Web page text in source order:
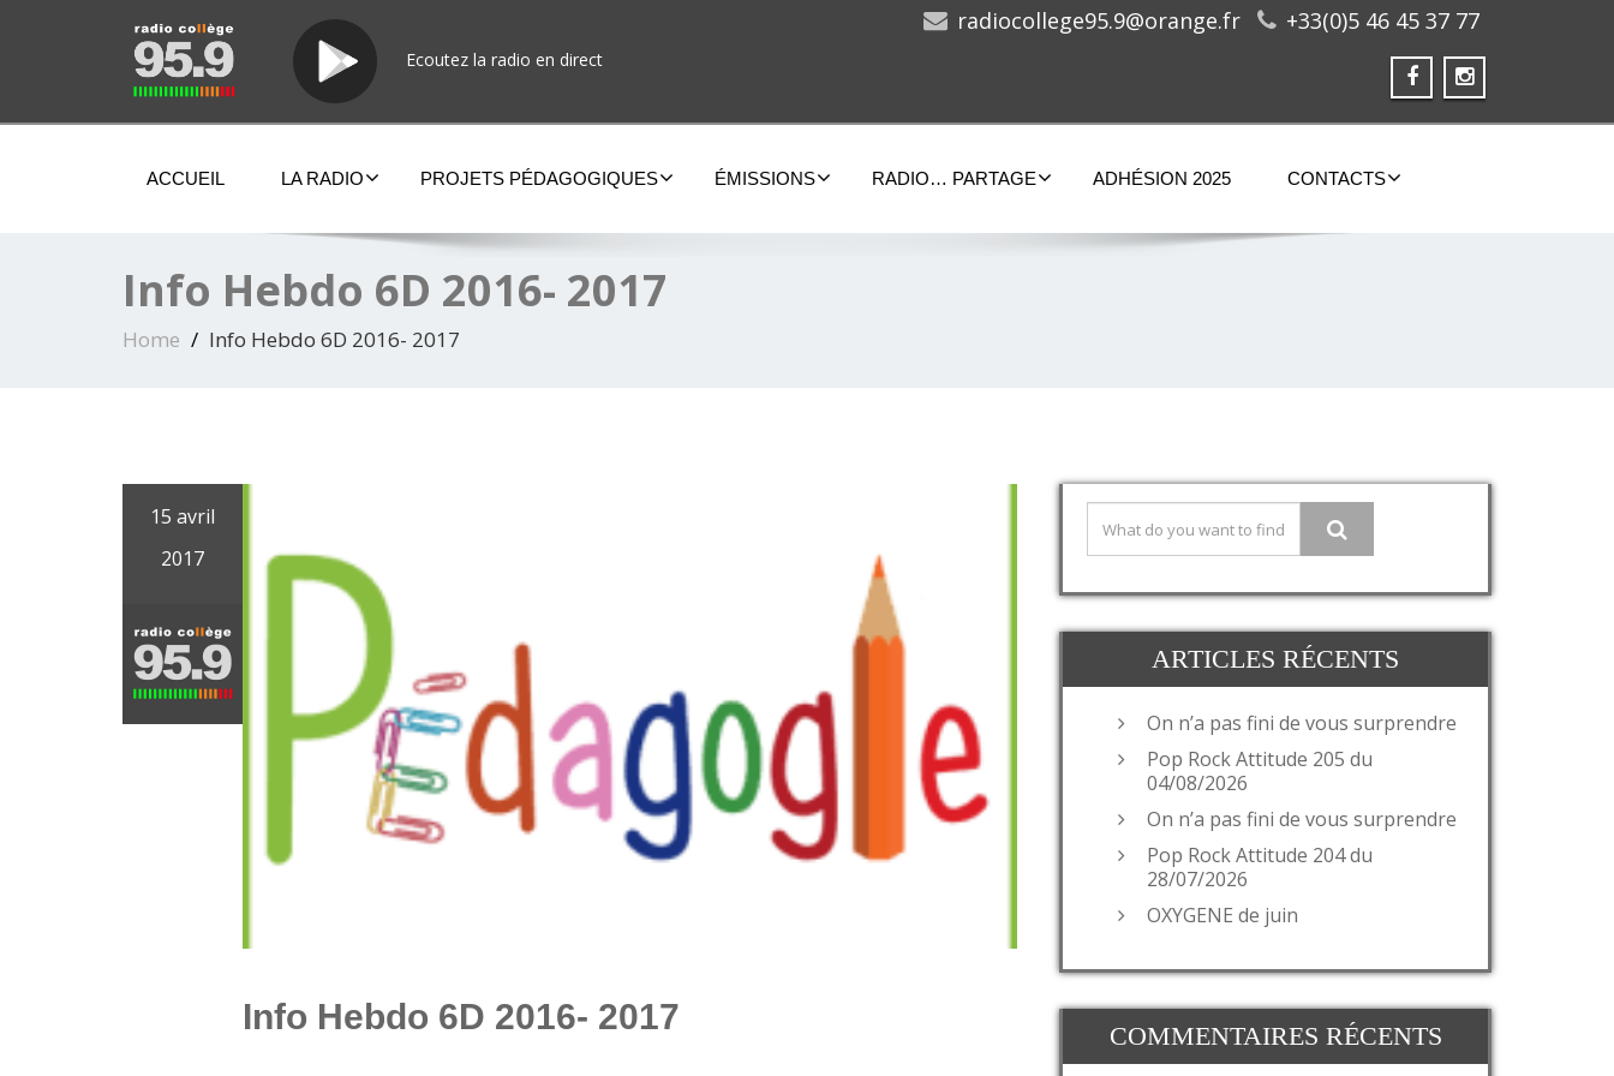
Ecoutez la radio en direct
radiocollege95.9@orange.fr +33(0)5 46 45 37 77
ACCUEIL LA RADIO PROJETS PÉDAGOGIQUES ÉMISSIONS RADIO… PARTAGE ADHÉSION 2025 CONTACTS
Info Hebdo 6D 2016- 2017
Home Info Hebdo 6D 2016- 2017
15 avril
2017
Info Hebdo 6D 2016- 2017
ARTICLES RÉCENTS
On n’a pas fini de vous surprendre
Pop Rock Attitude 205 du
04/08/2026
On n’a pas fini de vous surprendre
Pop Rock Attitude 204 du
28/07/2026
OXYGENE de juin
COMMENTAIRES RÉCENTS